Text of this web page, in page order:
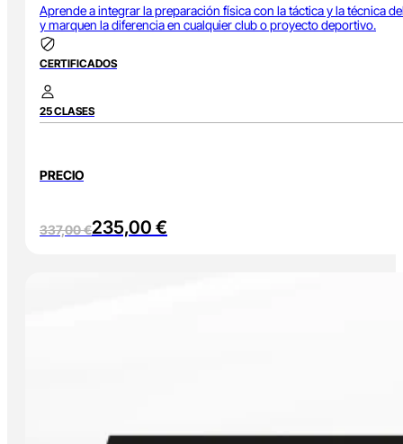
Aprende a integrar la preparación física con la táctica y la técnica
y marquen la diferencia en cualquier club o proyecto deportivo.
CERTIFICADOS
25 CLASES
PRECIO
337,00€235,00 €